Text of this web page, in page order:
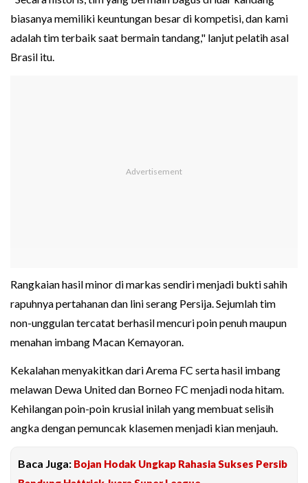
biasanya memiliki keuntungan besar di kompetisi, dan kami
adalah tim terbaik saat bermain tandang," lanjut pelatih asal
Brasil itu.
Rangkaian hasil minor di markas sendiri menjadi bukti sahih
rapuhnya pertahanan dan lini serang Persija. Sejumlah tim
non-unggulan tercatat berhasil mencuri poin penuh maupun
menahan imbang Macan Kemayoran.
Kekalahan menyakitkan dari Arema FC serta hasil imbang
melawan Dewa United dan Borneo FC menjadi noda hitam.
Kehilangan poin-poin krusial inilah yang membuat selisih
angka dengan pemuncak klasemen menjadi kian menjauh.
Baca Juga: Bojan Hodak Ungkap Rahasia Sukses Persib